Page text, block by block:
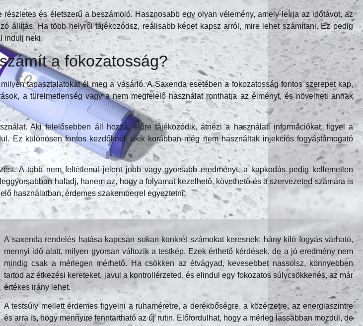
és életszerű a beszámoló. Hasznosabb egy olyan vélemény, amely leírja az időtávot, az
állítás. Ha több helyről tájékozódsz, reálisabb képet kapsz arról, mire lehet számítani. Ez pedig
indulj neki.
a fokozatosság?
tapasztalatokat él meg a vásárló. A Saxenda esetében a fokozatosság fontos szerepet kap,
a türelmetlenség vagy a nem megfelelő használat ronthatja az élményt, és növelheti annak
Aki felelősebben áll hozzá, előre tájékozódik, átnézi a használati információkat, figyel a
Ez különösen fontos kezdőknél, akik korábban még nem használtak injekciós fogyástámogató
A több nem feltétlenül jelent jobb vagy gyorsabb eredményt, a kapkodás pedig kellemetlen
haladj, hanem az, hogy a folyamat kezelhető, követhető és a szervezeted számára is
használatban, érdemes szakemberrel egyeztetni.
A saxenda rendelés hatása kapcsán sokan konkrét számokat keresnek: hány kiló fogyás várható,
mennyi idő alatt, milyen gyorsan változik a testkép. Ezek érthető kérdések, de a jó eredmény nem
mindig csak a mérlegen mérhető. Ha csökken az étvágyad, kevesebbet nassolsz, könnyebben
tartod az étkezési kereteket, javul a kontrollérzeted, és elindul egy fokozatos súlycsökkenés, az már
értékes irány lehet.
A testsúly mellett érdemes figyelni a ruhaméretre, a derékbőségre, a közérzetre, az energiaszintre
és arra is, hogy mennyire fenntartható az új rutin. Előfordulhat, hogy a mérleg lassabban mozdul, de